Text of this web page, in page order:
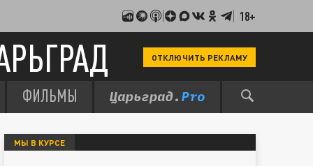
18+
ОТКЛЮЧИТЬ РЕКЛАМУ
ФИЛЬМЫ
МЫ В КУРСЕ